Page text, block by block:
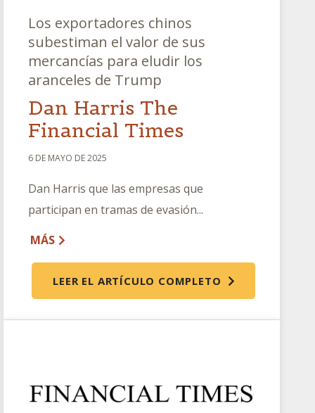
Los exportadores chinos
subestiman el valor de sus
mercancías para eludir los
aranceles de Trump
Dan Harris The
Financial Times
6 DE MAYO DE 2025
Dan Harris que las empresas que
participan en tramas de evasión...
MÁS
LEER EL ARTÍCULO COMPLETO